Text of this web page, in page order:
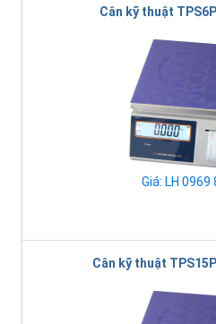
Cân kỹ thuật
Giá: LH 0969
Cân kỹ thuật